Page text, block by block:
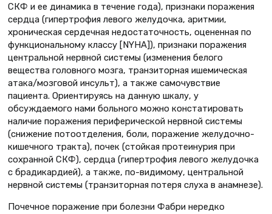
СКФ и ее динамика в течение года), признаки поражения
сердца (гипертрофия левого желудочка, аритмии,
хроническая сердечная недостаточность, оцененная по
функциональному классу [NYHA]), признаки поражения
центральной нервной системы (изменения белого
вещества головного мозга, транзиторная ишемическая
атака/мозговой инсульт), а также самочувствие
пациента. Ориентируясь на данную шкалу, у
обсуждаемого нами больного можно констатировать
наличие поражения периферической нервной системы
(снижение потоотделения, боли, поражение желудочно-
кишечного тракта), почек (стойкая протеинурия при
сохранной СКФ), сердца (гипертрофия левого желудочка
с брадикардией), а также, по-видимому, центральной
нервной системы (транзиторная потеря слуха в анамнезе).
Почечное поражение при болезни Фабри нередко